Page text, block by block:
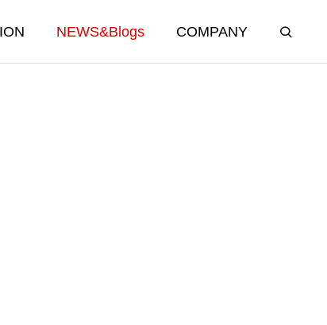
NEWS&Blogs COMPANY